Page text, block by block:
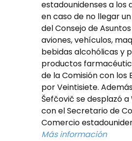
estadounidenses a
en caso de no llegar
del Consejo de
aviones, vehículos,
bebidas alcohólicas y
productos
de la Comisión con
por Veintisiete.
Šefčovič se desplazó
con el Secretario de
Comercio
Más información